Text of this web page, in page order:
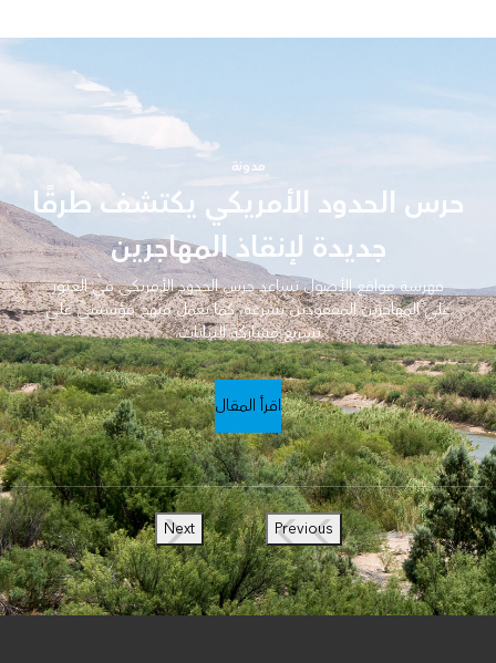
مدونة
حرس الحدود الأمريكي يكتشف طرقًا
جديدة لإنقاذ المهاجرين
فهرسة مواقع الأصول تساعد حرس الحدود الأمريكي في العثور
على المهاجرين المفقودين بسرعة، كما يعمل منهج مؤسسي على
تسريع مشاركة البيانات.
اقرأ المقال
Previous
Next